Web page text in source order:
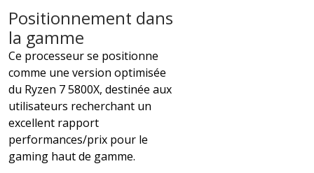
Positionnement dans
la gamme
Ce processeur se positionne
comme une version optimisée
du Ryzen 7 5800X, destinée aux
utilisateurs recherchant un
excellent rapport
performances/prix pour le
gaming haut de gamme.